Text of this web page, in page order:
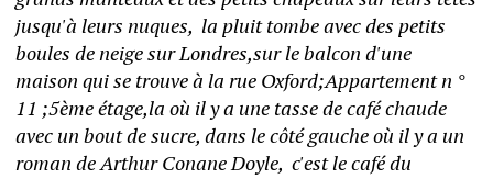
jusqu'à leurs nuques,  la pluit tombe avec des petits
boules de neige sur Londres,sur le balcon d'une
maison qui se trouve à la rue Oxford;Appartement n °
11 ;5ème étage,la où il y a une tasse de café chaude
avec un bout de sucre, dans le côté gauche où il y a un
roman de Arthur Conane Doyle,  c'est le café du